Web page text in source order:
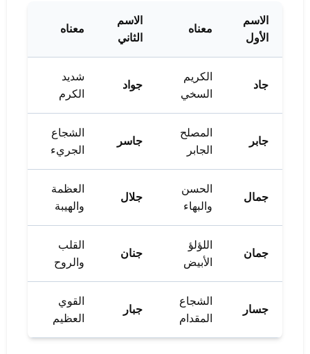
الاسم
الأول
معناه
الاسم
الثاني
معناه
جاد
الكريم
السخي
جواد
شديد
الكرم
جابر
المصلح
الجابر
جاسر
الشجاع
الجريء
جمال
الحسن
والبهاء
جلال
العظمة
والهيبة
جمان
اللؤلؤ
الأبيض
جنان
القلب
والروح
جسار
الشجاع
المقدام
جبار
القوي
العظيم